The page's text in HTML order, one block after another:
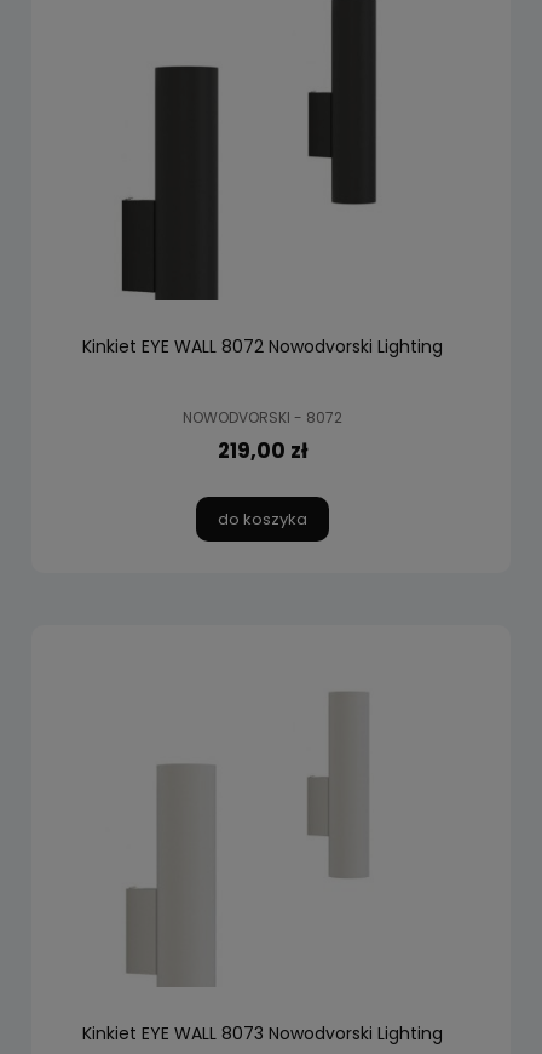
Kinkiet EYE WALL 8072 Nowodvorski Lighting
NOWODVORSKI - 8072
219,00 zł
do koszyka
Kinkiet EYE WALL 8073 Nowodvorski Lighting